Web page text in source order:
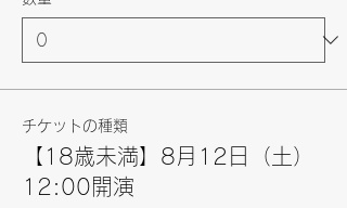
チケットの種類
【18歳未満】8月12日（土）
12:00開演